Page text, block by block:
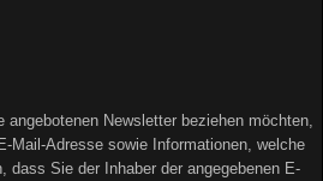
Newsletter beziehen möchten,
Mail-Adresse sowie Informationen, welche
dass Sie der Inhaber der angegebenen E-